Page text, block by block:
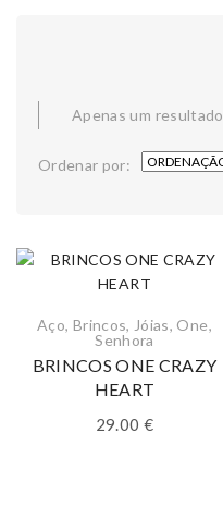
Apenas um resultado
Ordenar por:
Aço, Brincos, Jóias, One,
Senhora
BRINCOS ONE CRAZY
HEART
29.00 €